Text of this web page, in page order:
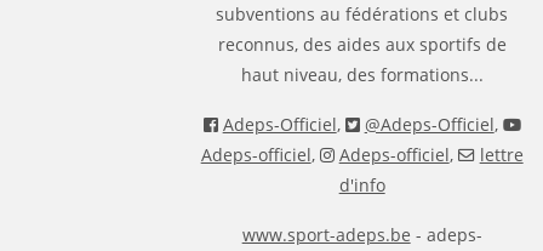
subventions au fédérations et clubs
reconnus, des aides aux sportifs de
haut niveau, des formations...
Adeps-Officiel, @Adeps-Officiel,
Adeps-officiel, Adeps-officiel,
lettre
d'info
www.sport-adeps.be - adeps-